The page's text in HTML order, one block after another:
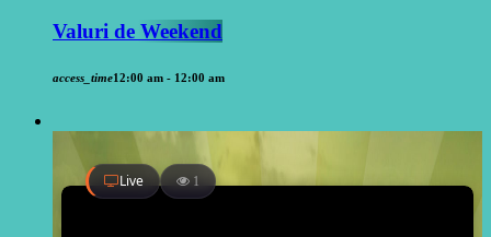
Valuri de Weekend
access_time12:00 am - 12:00 am